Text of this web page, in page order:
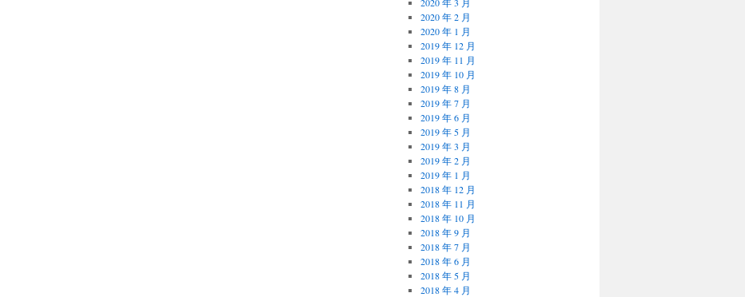
2020 年 2 月
2020 年 1 月
2019 年 12 月
2019 年 11 月
2019 年 10 月
2019 年 8 月
2019 年 7 月
2019 年 6 月
2019 年 5 月
2019 年 3 月
2019 年 2 月
2019 年 1 月
2018 年 12 月
2018 年 11 月
2018 年 10 月
2018 年 9 月
2018 年 7 月
2018 年 6 月
2018 年 5 月
2018 年 4 月